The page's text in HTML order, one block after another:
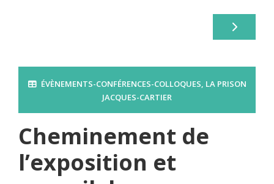
ÉVÈNEMENTS-CONFÉRENCES-COLLOQUES, LA PRISON
JACQUES-CARTIER
Cheminement de
l’exposition et